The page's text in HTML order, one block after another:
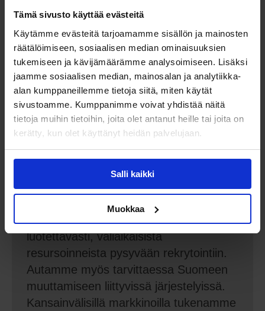
Tämä sivusto käyttää evästeitä
Käytämme evästeitä tarjoamamme sisällön ja mainosten
räätälöimiseen, sosiaalisen median ominaisuuksien
tukemiseen ja kävijämäärämme analysoimiseen. Lisäksi
jaamme sosiaalisen median, mainosalan ja analytiikka-
alan kumppaneillemme tietoja siitä, miten käytät
sivustoamme. Kumppanimme voivat yhdistää näitä
tietoja muihin tietoihin, joita olet antanut heille tai joita on
kerätty, kun olet käyttänyt heidän palvelujaan.
Salli kaikki
Muokkaa
ehdokkaista kaikkein sopivimman.
Kansainvälinen
rekrytointi
Ratkaisemme erilaisia
teknologiaresurssitarpeita nopeasti ja
luotettavasti, väliaikaisista
resursoinneista pysyvään rekrytointiin.
Autamme myös tarvittaessa Suomeen
muuttamiseen liittyvissä järjestelyissä.
Kansainvälisillä markkinoilla tukenamme